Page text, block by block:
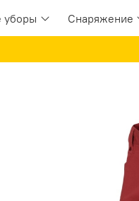
уборы Снаряжение